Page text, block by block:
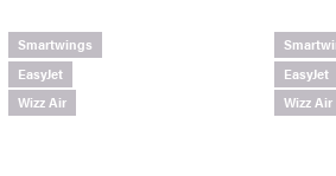
Smartwings
EasyJet
Wizz Air
EasyJet
Wizz Air